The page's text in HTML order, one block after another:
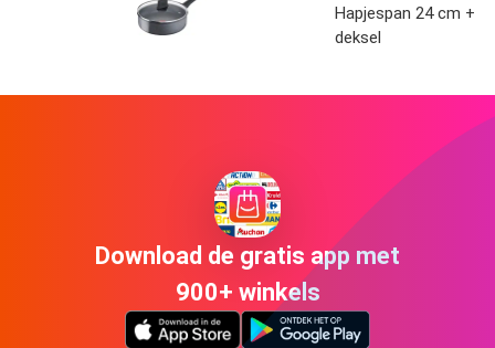
Hapjespan 24 cm +
deksel
Download de gratis app met
900+ winkels